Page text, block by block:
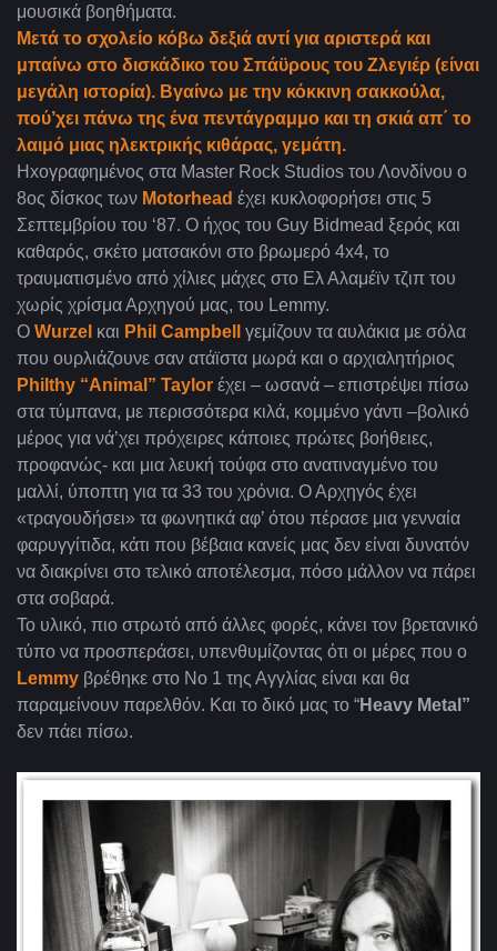
μουσικά βοηθήματα.
Μετά το σχολείο κόβω δεξιά αντί για αριστερά και
μπαίνω στο δισκάδικο του Σπάϋρους του Ζλεγιέρ (είναι
μεγάλη ιστορία). Βγαίνω με την κόκκινη σακκούλα,
πού’χει πάνω της ένα πεντάγραμμο και τη σκιά απ΄ το
λαιμό μιας ηλεκτρικής κιθάρας, γεμάτη.
Hxoγραφημένος στα Master Rock Studios του Λονδίνου ο
8ος δίσκος των Motorhead έχει κυκλοφορήσει στις 5
Σεπτεμβρίου του ‘87. Ο ήχος του Guy Bidmead ξερός και
καθαρός, σκέτο ματσακόνι στο βρωμερό 4x4, το
τραυματισμένο από χίλιες μάχες στο Ελ Αλαμέϊν τζιπ του
χωρίς χρίσμα Αρχηγού μας, του Lemmy.
Ο Wurzel και Phil Campbell
γεμίζουν τα αυλάκια με σόλα
που ουρλιάζουνε σαν ατάϊστα μωρά και ο αρχιαλητήριος
Philthy “Animal” Taylor έχει – ωσανά – επιστρέψει πίσω
στα τύμπανα, με περισσότερα κιλά, κομμένο γάντι –βολικό
μέρος για νά’χει πρόχειρες κάποιες πρώτες βοήθειες,
προφανώς- και μια λευκή τούφα στο ανατιναγμένο του
μαλλί, ύποπτη για τα 33 του χρόνια. Ο Αρχηγός έχει
«τραγουδήσει» τα φωνητικά αφ’ ότου πέρασε μια γενναία
φαρυγγίτιδα, κάτι που βέβαια κανείς μας δεν είναι δυνατόν
να διακρίνει στο τελικό αποτέλεσμα, πόσο μάλλον να πάρει
στα σοβαρά.
Το υλικό, πιο στρωτό από άλλες φορές, κάνει τον βρετανικό
τύπο να προσπεράσει, υπενθυμίζοντας ότι οι μέρες που ο
Lemmy βρέθηκε στο Νο 1 της Αγγλίας είναι και θα
παραμείνουν παρελθόν. Και το δικό μας το “Heavy Metal”
δεν πάει πίσω.